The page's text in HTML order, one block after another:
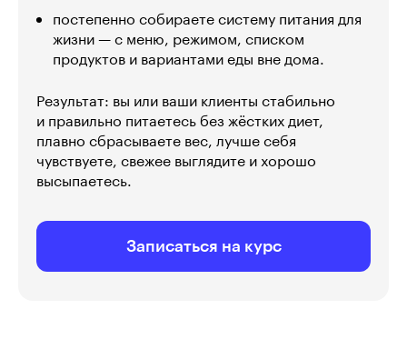
постепенно собираете систему питания для
жизни — с меню, режимом, списком
продуктов и вариантами еды вне дома.
Результат: вы или ваши клиенты стабильно
и правильно питаетесь без жёстких диет,
плавно сбрасываете вес, лучше себя
чувствуете, свежее выглядите и хорошо
высыпаетесь.
Записаться на курс